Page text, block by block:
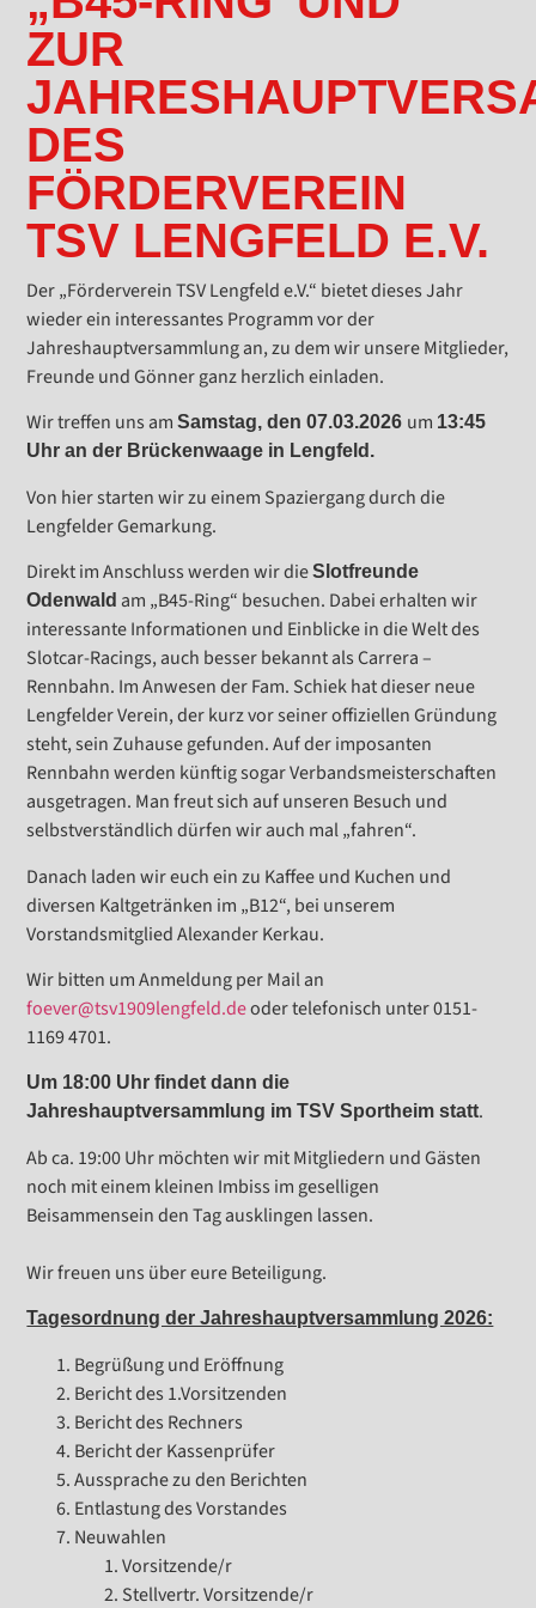
ZUR
DES
FÖRDERVEREIN
TSV LENGFELD E.V.
Der „Förderverein TSV Lengfeld e.V.“ bietet dieses Jahr
wieder ein interessantes Programm vor der
Jahreshauptversammlung an, zu dem wir unsere Mitglieder,
Freunde und Gönner ganz herzlich einladen.
Wir treffen uns amSamstag, den 07.03.2026 um 13:45
Uhr an der Brückenwaage in Lengfeld.
Von hier starten wir zu einem Spaziergang durch die
Lengfelder Gemarkung.
Direkt im Anschluss werden wir dieSlotfreunde
Odenwald am „B45-Ring“ besuchen. Dabei erhalten wir
interessante Informationen und Einblicke in die Welt des
Slotcar-Racings, auch besser bekannt als Carrera –
Rennbahn. Im Anwesen der Fam. Schiek hat dieser neue
Lengfelder Verein, der kurz vor seiner offiziellen Gründung
steht, sein Zuhause gefunden. Auf der imposanten
Rennbahn werden künftig sogar Verbandsmeisterschaften
ausgetragen. Man freut sich auf unseren Besuch und
selbstverständlich dürfen wir auch mal „fahren“.
Danach laden wir euch ein zu Kaffee und Kuchen und
diversen Kaltgetränken im „B12“, bei unserem
Vorstandsmitglied Alexander Kerkau.
Wir bitten um Anmeldung per Mail an
foever@tsv1909lengfeld.deoder telefonisch unter 0151-
1169 4701.
Um 18:00 Uhr findet dann die
Jahreshauptversammlung im TSV Sportheim statt.
Ab ca. 19:00 Uhr möchten wir mit Mitgliedern und Gästen
noch mit einem kleinen Imbiss im geselligen
Beisammensein den Tag ausklingen lassen.
Wir freuen uns über eure Beteiligung.
Tagesordnung der Jahreshauptversammlung 2026:
Begrüßung und Eröffnung
Bericht des 1.Vorsitzenden
Bericht des Rechners
Bericht der Kassenprüfer
Aussprache zu den Berichten
Entlastung des Vorstandes
Neuwahlen
Vorsitzende/r
Stellvertr. Vorsitzende/r